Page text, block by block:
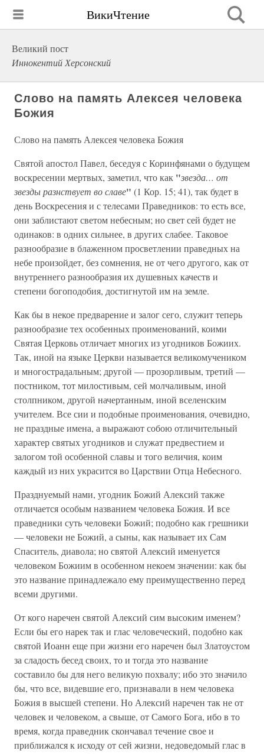
ВикиЧтение
Великий пост
Иннокентий Херсонский
Слово на память Алексея человека
Божия
Слово на память Алексея человека Божия
Святой апостол Павел, беседуя с Коринфянами о будущем
воскресении мертвых, заметил, что как "звезда… от
звезды разнствует во славе" (1 Кор. 15; 41), так будет в
день Воскресения и с телесами Праведников: то есть все,
они заблистают светом небесным; но свет сей будет не
одинаков: в одних сильнее, в других слабее. Таковое
разнообразие в блаженном просветлении праведных на
небе произойдет, без сомнения, не от чего другого, как от
внутреннего разнообразия их душевных качеств и
степени богоподобия, достигнутой им на земле.
Как бы в некое предварение и залог сего, служит теперь
разнообразие тех особенных проименований, коими
Святая Церковь отличает многих из угодников Божиих.
Так, иной на языке Церкви называется великомучеником
и многострадальным; другой — прозорливым, третий —
постником, тот милостивым, сей молчаливым, иной
столпником, другой начертанным, иной вселенским
учителем. Все сии и подобные проименования, очевидно,
не праздные имена, а выражают собою отличительный
характер святых угодников и служат предвестием и
залогом той особенной славы и того величия, коим
каждый из них украсится во Царствии Отца Небесного.
Празднуемый нами, угодник Божий Алексий также
отличается особым названием человека Божия. И все
праведники суть человеки Божий; подобно как грешники
— человеки не Божий, а сыны, как называет их Сам
Спаситель, диавола; но святой Алексий именуется
человеком Божиим в особенном некоем значении: как бы
это название принадлежало ему преимущественно перед
всеми другими.
От кого наречен святой Алексий сим высоким именем?
Если бы его нарек так и глас человеческий, подобно как
святой Иоанн еще при жизни его наречен был Златоустом
за сладость бесед своих, то и тогда это название
составило бы для него великую похвалу; ибо это значило
бы, что все, видевшие его, признавали в нем человека
Божия в высшей степени. Но Алексий наречен так не от
человек и человеком, а свыше, от Самого Бога, ибо в то
время, когда праведник скончавал течение свое и
приближался к исходу от сей жизни, недоведомый глас в